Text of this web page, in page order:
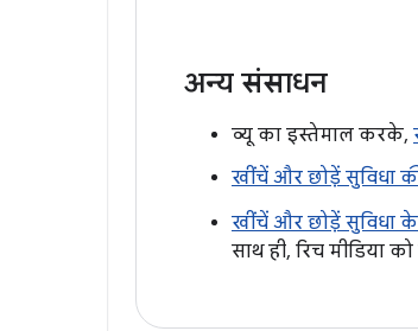
अन्य संसाधन
व्यू का इस्तेमाल करके,
खींचें और छोड़ें सुविधा
खींचें और छोड़ें सुविधा
साथ ही, रिच मीडिया